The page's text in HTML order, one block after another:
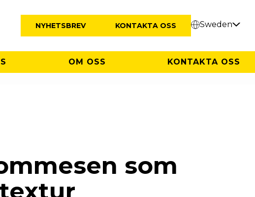
NYHETSBREV KONTAKTA OSS Sweden
OM OSS KONTAKTA OSS
som